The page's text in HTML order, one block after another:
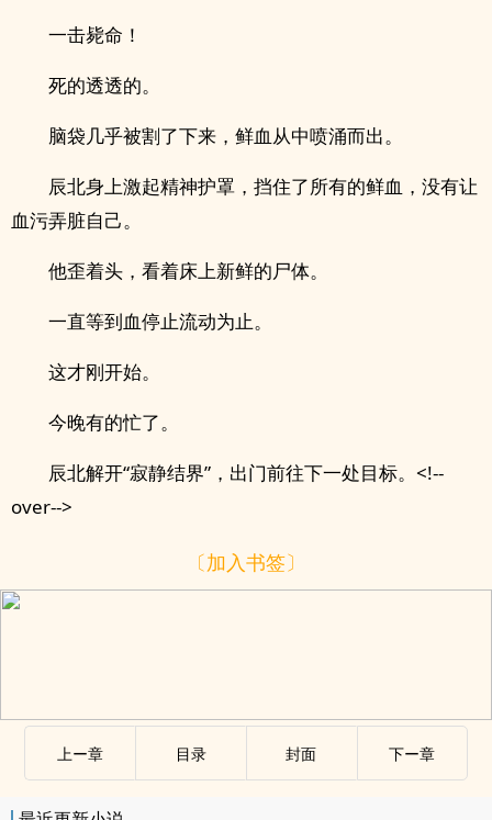
一击毙命！
死的透透的。
脑袋几乎被割了下来，鲜血从中喷涌而出。
辰北身上激起精神护罩，挡住了所有的鲜血，没有让
血污弄脏自己。
他歪着头，看着床上新鲜的尸体。
一直等到血停止流动为止。
这才刚开始。
今晚有的忙了。
辰北解开“寂静结界”，出门前往下一处目标。<!--
over-->
〔加入书签〕
上ー章 目录 封面 下ー章